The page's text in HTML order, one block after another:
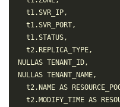
t1.SVR_IP,
t1.SVR_PORT,
t1.STATUS,
t2.REPLICA_TYPE,
NULLAS TENANT_ID,
NULLAS TENANT_NAME,
t2.NAME AS
t2.MODIFY_TIME AS